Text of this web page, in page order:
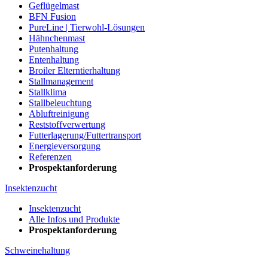
Geflügelmast
BFN Fusion
PureLine | Tierwohl-Lösungen
Hähnchenmast
Putenhaltung
Entenhaltung
Broiler Elterntierhaltung
Stallmanagement
Stallklima
Stallbeleuchtung
Abluftreinigung
Reststoffverwertung
Futterlagerung/Futtertransport
Energieversorgung
Referenzen
Prospektanforderung
Insektenzucht
Insektenzucht
Alle Infos und Produkte
Prospektanforderung
Schweinehaltung